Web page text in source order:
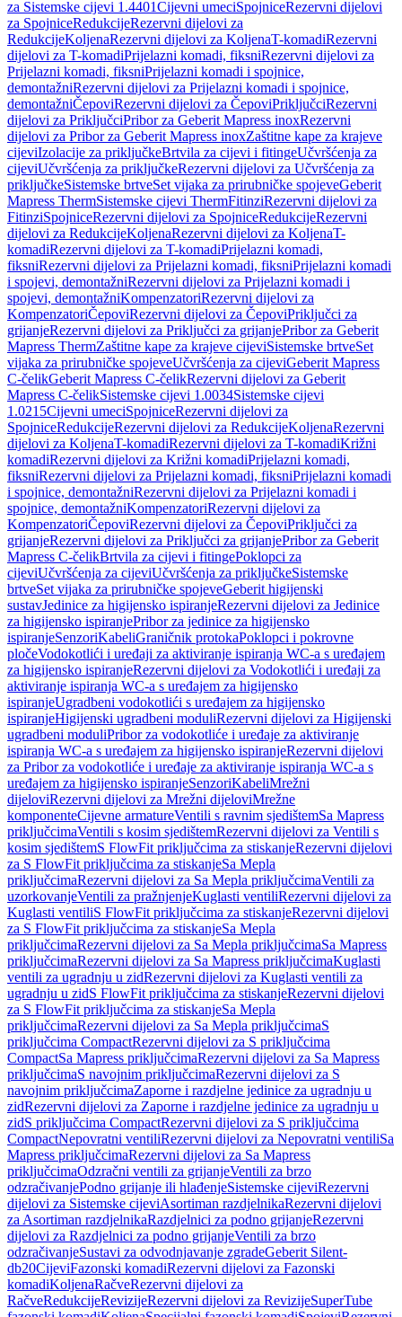
za Sistemske cijevi 1.4401Cijevni umeciSpojniceRezervni dijelovi
za SpojniceRedukcijeRezervni dijelovi za
RedukcijeKoljenaRezervni dijelovi za KoljenaT-komadiRezervni
dijelovi za T-komadiPrijelazni komadi, fiksniRezervni dijelovi za
Prijelazni komadi, fiksniPrijelazni komadi i spojnice,
demontažniRezervni dijelovi za Prijelazni komadi i spojnice,
demontažniČepoviRezervni dijelovi za ČepoviPriključciRezervni
dijelovi za PriključciPribor za Geberit Mapress inoxRezervni
dijelovi za Pribor za Geberit Mapress inoxZaštitne kape za krajeve
cijeviIzolacije za priključkeBrtvila za cijevi i fitingeUčvršćenja za
cijeviUčvršćenja za priključkeRezervni dijelovi za Učvršćenja za
priključkeSistemske brtveSet vijaka za prirubničke spojeveGeberit
Mapress ThermSistemske cijevi ThermFitinziRezervni dijelovi za
FitinziSpojniceRezervni dijelovi za SpojniceRedukcijeRezervni
dijelovi za RedukcijeKoljenaRezervni dijelovi za KoljenaT-
komadiRezervni dijelovi za T-komadiPrijelazni komadi,
fiksniRezervni dijelovi za Prijelazni komadi, fiksniPrijelazni komadi
i spojevi, demontažniRezervni dijelovi za Prijelazni komadi i
spojevi, demontažniKompenzatoriRezervni dijelovi za
KompenzatoriČepoviRezervni dijelovi za ČepoviPriključci za
grijanjeRezervni dijelovi za Priključci za grijanjePribor za Geberit
Mapress ThermZaštitne kape za krajeve cijeviSistemske brtveSet
vijaka za prirubničke spojeveUčvršćenja za cijeviGeberit Mapress
C-čelikGeberit Mapress C-čelikRezervni dijelovi za Geberit
Mapress C-čelikSistemske cijevi 1.0034Sistemske cijevi
1.0215Cijevni umeciSpojniceRezervni dijelovi za
SpojniceRedukcijeRezervni dijelovi za RedukcijeKoljenaRezervni
dijelovi za KoljenaT-komadiRezervni dijelovi za T-komadiKrižni
komadiRezervni dijelovi za Križni komadiPrijelazni komadi,
fiksniRezervni dijelovi za Prijelazni komadi, fiksniPrijelazni komadi
i spojnice, demontažniRezervni dijelovi za Prijelazni komadi i
spojnice, demontažniKompenzatoriRezervni dijelovi za
KompenzatoriČepoviRezervni dijelovi za ČepoviPriključci za
grijanjeRezervni dijelovi za Priključci za grijanjePribor za Geberit
Mapress C-čelikBrtvila za cijevi i fitingePoklopci za
cijeviUčvršćenja za cijeviUčvršćenja za priključkeSistemske
brtveSet vijaka za prirubničke spojeveGeberit higijenski
sustavJedinice za higijensko ispiranjeRezervni dijelovi za Jedinice
za higijensko ispiranjePribor za jedinice za higijensko
ispiranjeSenzoriKabeliGraničnik protokaPoklopci i pokrovne
pločeVodokotlići i uređaji za aktiviranje ispiranja WC-a s uređajem
za higijensko ispiranjeRezervni dijelovi za Vodokotlići i uređaji za
aktiviranje ispiranja WC-a s uređajem za higijensko
ispiranjeUgradbeni vodokotlići s uređajem za higijensko
ispiranjeHigijenski ugradbeni moduliRezervni dijelovi za Higijenski
ugradbeni moduliPribor za vodokotliće i uređaje za aktiviranje
ispiranja WC-a s uređajem za higijensko ispiranjeRezervni dijelovi
za Pribor za vodokotliće i uređaje za aktiviranje ispiranja WC-a s
uređajem za higijensko ispiranjeSenzoriKabeliMrežni
dijeloviRezervni dijelovi za Mrežni dijeloviMrežne
komponenteCijevne armatureVentili s ravnim sjedištemSa Mapress
priključcimaVentili s kosim sjedištemRezervni dijelovi za Ventili s
kosim sjedištemS FlowFit priključcima za stiskanjeRezervni dijelovi
za S FlowFit priključcima za stiskanjeSa Mepla
priključcimaRezervni dijelovi za Sa Mepla priključcimaVentili za
uzorkovanjeVentili za pražnjenjeKuglasti ventiliRezervni dijelovi za
Kuglasti ventiliS FlowFit priključcima za stiskanjeRezervni dijelovi
za S FlowFit priključcima za stiskanjeSa Mepla
priključcimaRezervni dijelovi za Sa Mepla priključcimaSa Mapress
priključcimaRezervni dijelovi za Sa Mapress priključcimaKuglasti
ventili za ugradnju u zidRezervni dijelovi za Kuglasti ventili za
ugradnju u zidS FlowFit priključcima za stiskanjeRezervni dijelovi
za S FlowFit priključcima za stiskanjeSa Mepla
priključcimaRezervni dijelovi za Sa Mepla priključcimaS
priključcima CompactRezervni dijelovi za S priključcima
CompactSa Mapress priključcimaRezervni dijelovi za Sa Mapress
priključcimaS navojnim priključcimaRezervni dijelovi za S
navojnim priključcimaZaporne i razdjelne jedinice za ugradnju u
zidRezervni dijelovi za Zaporne i razdjelne jedinice za ugradnju u
zidS priključcima CompactRezervni dijelovi za S priključcima
CompactNepovratni ventiliRezervni dijelovi za Nepovratni ventiliSa
Mapress priključcimaRezervni dijelovi za Sa Mapress
priključcimaOdzračni ventili za grijanjeVentili za brzo
odzračivanjePodno grijanje ili hlađenjeSistemske cijeviRezervni
dijelovi za Sistemske cijeviAsortiman razdjelnikaRezervni dijelovi
za Asortiman razdjelnikaRazdjelnici za podno grijanjeRezervni
dijelovi za Razdjelnici za podno grijanjeVentili za brzo
odzračivanjeSustavi za odvodnjavanje zgradeGeberit Silent-
db20CijeviFazonski komadiRezervni dijelovi za Fazonski
komadiKoljenaRačveRezervni dijelovi za
RačveRedukcijeRevizijeRezervni dijelovi za RevizijeSuperTube